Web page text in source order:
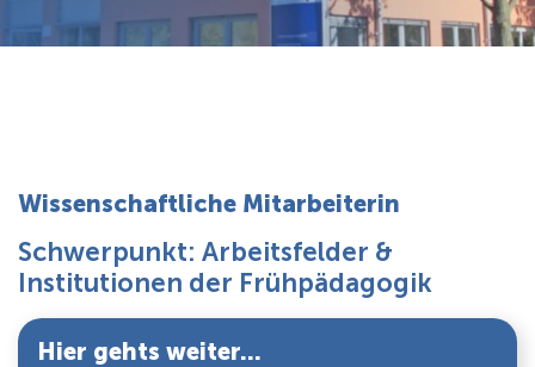
Studierende
Karriere
Über uns
Wissenschaftliche Mitarbeiterin
Schwerpunkt: Arbeitsfelder &
Institutionen der Frühpädagogik
Hier gehts weiter...